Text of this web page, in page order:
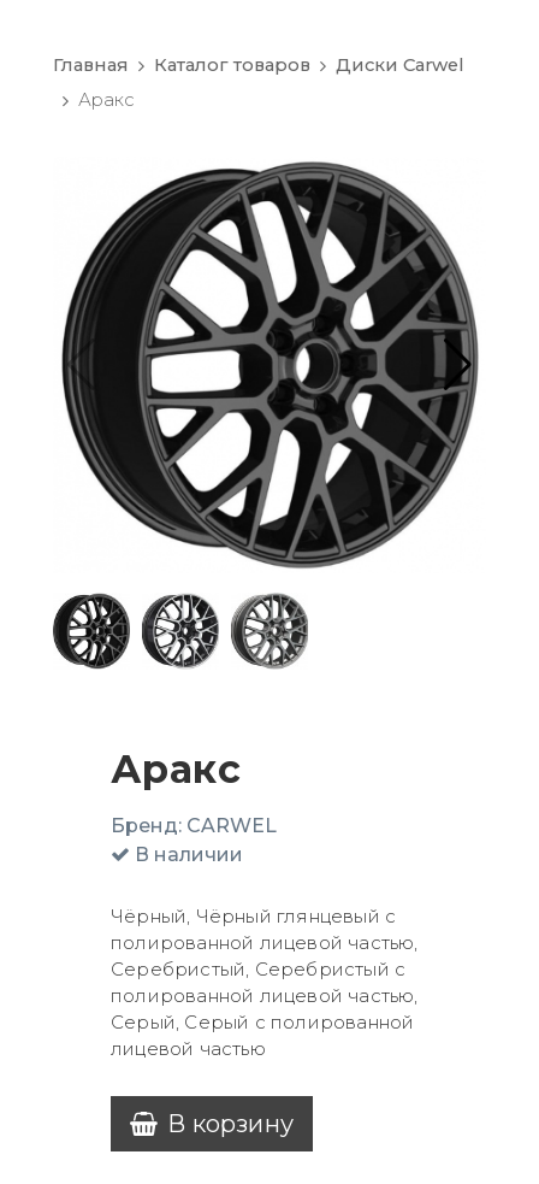
Главная Каталог товаров
Диски Carwel
Аракс
Аракс
Бренд: CARWEL
В наличии
Чёрный, Чёрный глянцевый с
полированной лицевой частью,
Серебристый, Серебристый с
полированной лицевой частью,
Серый, Серый с полированной
лицевой частью
В корзину